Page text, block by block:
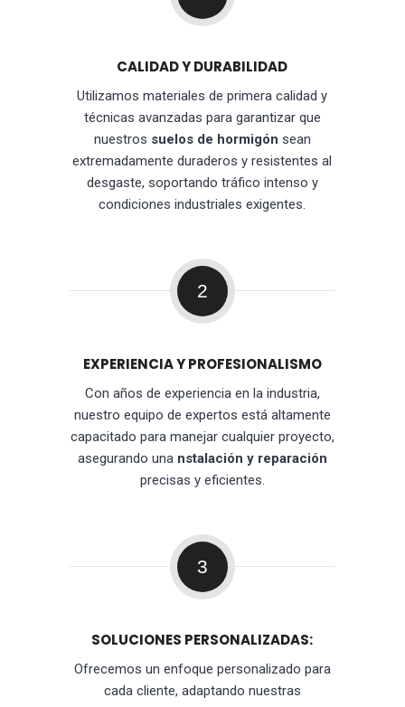
CALIDAD Y DURABILIDAD
Utilizamos materiales de primera calidad y
técnicas avanzadas para garantizar que
nuestros suelos de hormigón sean
extremadamente duraderos y resistentes al
desgaste, soportando tráfico intenso y
condiciones industriales exigentes.
2
EXPERIENCIA Y PROFESIONALISMO
Con años de experiencia en la industria,
nuestro equipo de expertos está altamente
capacitado para manejar cualquier proyecto,
asegurando una nstalación y reparación
precisas y eficientes.
3
SOLUCIONES PERSONALIZADAS:
Ofrecemos un enfoque personalizado para
cada cliente, adaptando nuestras